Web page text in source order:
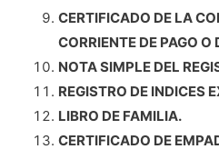
CERTIFICADO DE LA
CORRIENTE DE PAGO O
NOTA SIMPLE DEL
REGISTRO DE INDICES
LIBRO DE FAMILIA.
CERTIFICADO DE